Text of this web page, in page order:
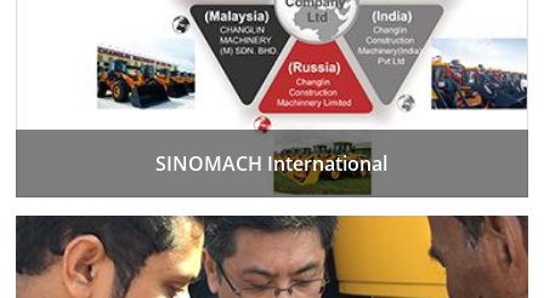
SINOMACH International